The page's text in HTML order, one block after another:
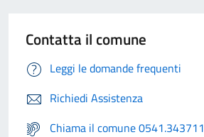
Contatta il comune
Leggi le domande frequenti
Richiedi Assistenza
Chiama il comune 0541.343711